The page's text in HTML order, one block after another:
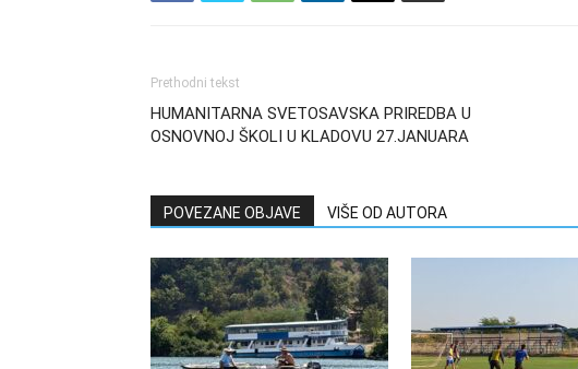
Prethodni tekst
HUMANITARNA SVETOSAVSKA PRIREDBA U
OSNOVNOJ ŠKOLI U KLADOVU 27.JANUARA
POVEZANE OBJAVE VIŠE OD AUTORA